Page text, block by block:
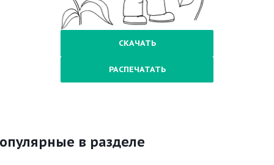
СКАЧАТЬ
РАСПЕЧАТАТЬ
в разделе